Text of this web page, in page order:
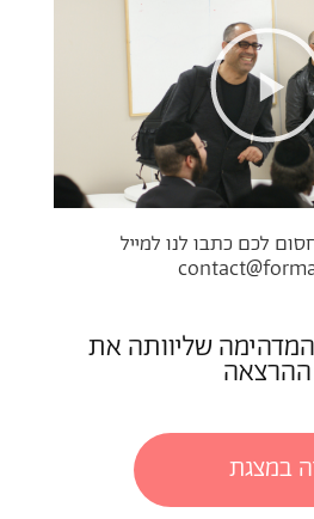
לכם כתבו לנו למייל
שליוותה את
ההרצאה
במצגת